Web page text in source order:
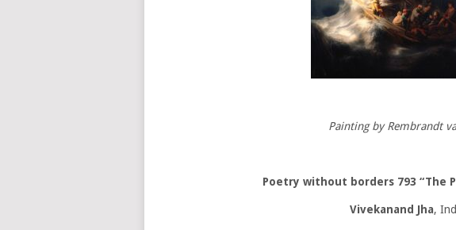
Painting by Rembrandt
Poetry without borders 793 “The
Vivekanand Jha,